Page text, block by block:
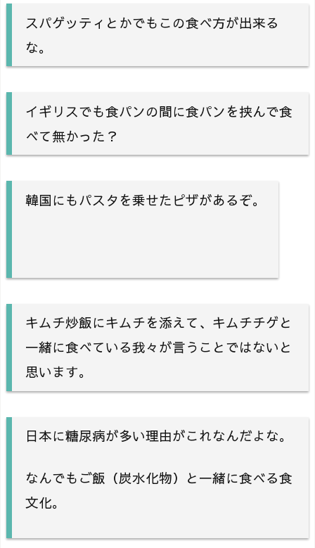
スパゲッティとかでもこの食べ方が出来る
な。
イギリスでも食パンの間に食パンを挟んで食
べて無かった？
韓国にもパスタを乗せたピザがあるぞ。
キムチ炒飯にキムチを添えて、キムチチゲと
一緒に食べている我々が言うことではないと
思います。
日本に糖尿病が多い理由がこれなんだよな。
なんでもご飯（炭水化物）と一緒に食べる食
文化。